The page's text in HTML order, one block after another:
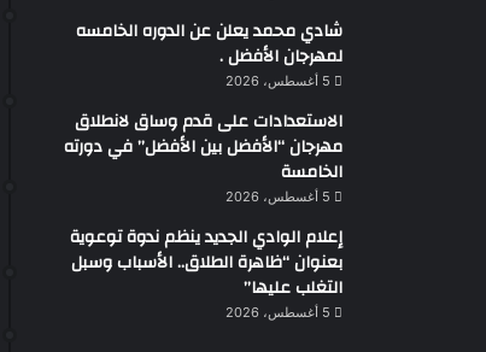
شادي محمد يعلن عن الدوره الخامسه
لمهرجان الأفضل .
5 أغسطس، 2026
الاستعدادات على قدم وساق لانطلاق
مهرجان “الأفضل بين الأفضل” في دورته
الخامسة
5 أغسطس، 2026
إعلام الوادي الجديد ينظم ندوة توعوية
بعنوان “ظاهرة الطلاق.. الأسباب وسبل
التغلب عليها”
5 أغسطس، 2026